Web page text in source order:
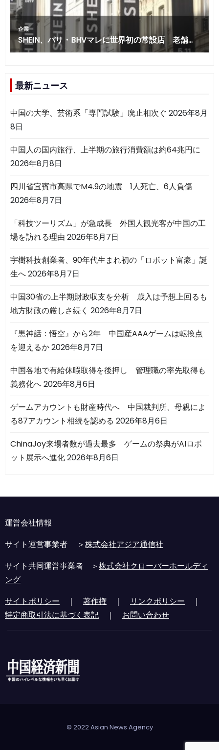
最新ニュース
中国の大学、芸術系「専門試験」廃止相次ぐ 2026年8月
8日
中国人の国内旅行、上半期の旅行消費額は約64兆円に
2026年8月8日
四川省宜賓市高県でM4.9の地震 1人死亡、6人負傷
2026年8月7日
「科技ツーリズム」が急成長 外国人観光客が中国の工
場を訪れる理由 2026年8月7日
宇樹科技創業者、90年代生まれ初の「ロボット富豪」誕
生へ2026年8月7日
中国30省の上半期財政収支を分析 歳入は予想上回るも
地方財政の厳しさ続く 2026年8月7日
『黒神話：悟空』から2年 中国産AAAゲームは転換点
を迎えるか2026年8月7日
中国各地で有給休暇取得を後押し 管理職の率先取得も
義務化へ2026年8月6日
ゲームアカウントも財産時代へ 中国裁判所、母親によ
る87アカウント相続を認める 2026年8月6日
ChinaJoy来場者数が過去最多 ゲームの祭典がAIロボ
ット展示へ進化2026年8月6日
運営会社情報
サイト運営事業者 ＞株式会社アジア通信社
サイト共同運営事業者 ＞株式会社クローバーホールディ
ング
サイトポリシー ｜ 著作権 ｜ リンクポリシー ｜
特定商取引法に基づく表記 ｜ お問い合わせ
© 2022 Asian News Agency